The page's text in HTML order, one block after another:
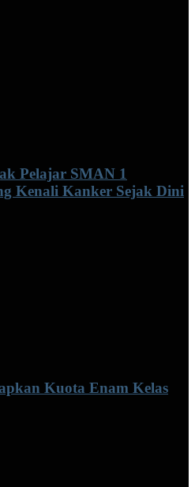
Pelajar SMAN 1
Kenali Kanker Sejak Dini
Kuota Enam Kelas